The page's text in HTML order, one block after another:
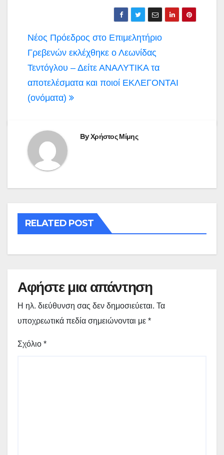
Πλοήγηση
άρθρων
Νέος Πρόεδρος στο Επιμελητήριο
Γρεβενών εκλέχθηκε ο Λεωνίδας
Τεντόγλου – Δείτε ΑΝΑΛΥΤΙΚΑ τα
αποτελέσματα και ποιοί ΕΚΛΕΓΟΝΤΑΙ
(ονόματα)
ByΧρήστος Μίμης
RELATED POST
Αφήστε μια απάντηση
Η ηλ. διεύθυνση σας δεν δημοσιεύεται. Τα
υποχρεωτικά πεδία σημειώνονται με *
Σχόλιο *